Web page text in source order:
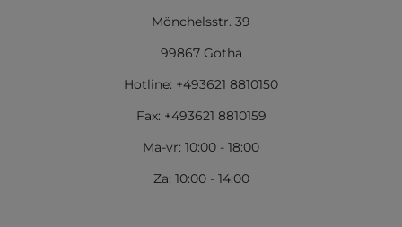
Mönchelsstr. 39
99867 Gotha
Hotline: +493621 8810150
Fax: +493621 8810159
Ma-vr: 10:00 - 18:00
Za: 10:00 - 14:00